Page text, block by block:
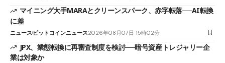
マイニング大手MARAとクリーンスパーク、赤字転落──AI転換
に差
ニュースビットコインニュース2026年08月07日 15時02分
JPX、業態転換に再審査制度を検討──暗号資産トレジャリー企
業は対象か